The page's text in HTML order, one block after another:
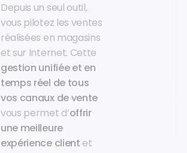
Depuis un seul outil,
vous pilotez les ventes
réalisées en magasins
et sur Internet. Cette
gestion unifiée et en
temps réel de tous
vos canaux de vente
vous permet d’offrir
une meilleure
expérience client et